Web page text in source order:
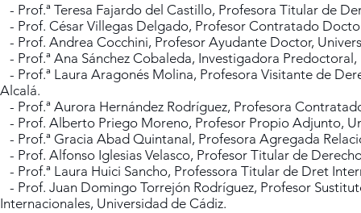
- Prof.ª Teresa Fajardo del Castillo, Profesora Titular de
- Prof. César Villegas Delgado, Profesor Contratado
- Prof. Andrea Cocchini, Profesor Ayudante Doctor,
- Prof.ª Ana Sánchez Cobaleda, Investigadora
- Prof.ª Laura Aragonés Molina, Profesora Visitante de
Alcalá.
- Prof.ª Aurora Hernández Rodríguez, Profesora
- Prof. Alberto Priego Moreno, Profesor Propio Adjunto,
- Prof.ª Gracia Abad Quintanal, Profesora Agregada
- Prof. Alfonso Iglesias Velasco, Profesor Titular de
- Prof.ª Laura Huici Sancho, Professora Titular de Dret
- Prof. Juan Domingo Torrejón Rodríguez, Profesor
Internacionales, Universidad de Cádiz.